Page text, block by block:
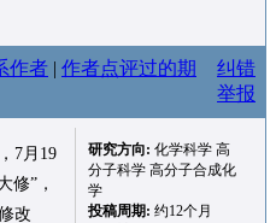
作者 | 作者点评过的期
纠错
举报
7月19
修”，
改
研究方向: 化学科学 高
分子科学 高分子合成化
学
投稿周期: 约12个月